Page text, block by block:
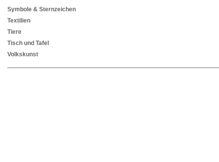
Symbole & Sternzeichen
Textilien
Tiere
Tisch und Tafel
Volkskunst